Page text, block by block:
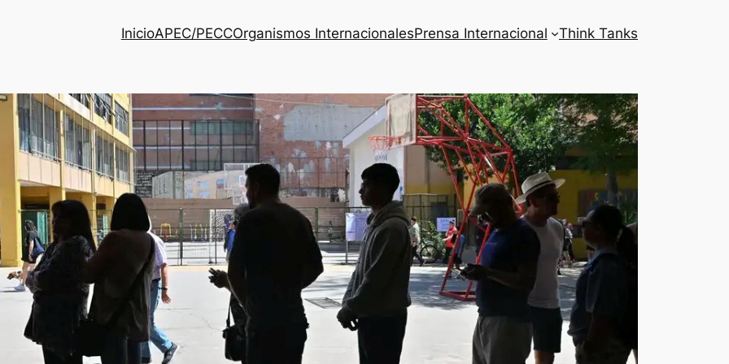
InicioAPEC/PECCOrganismos InternacionalesPrensa Internacional Think Tanks